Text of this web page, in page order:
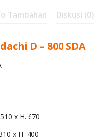
Tambahan Diskusi (0)
D – 800 SDA
x H. 670
x H 400